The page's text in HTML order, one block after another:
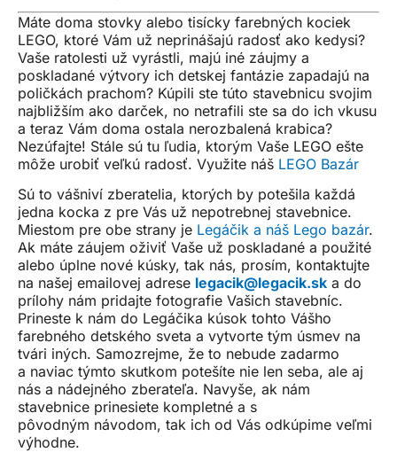
Máte doma stovky alebo tisícky farebných kociek
LEGO, ktoré Vám už neprinášajú radosť ako kedysi?
Vaše ratolesti už vyrástli, majú iné záujmy a
poskladané výtvory ich detskej fantázie zapadajú na
poličkách prachom? Kúpili ste túto stavebnicu svojim
najbližším ako darček, no netrafili ste sa do ich vkusu
a teraz Vám doma ostala nerozbalená krabica?
Nezúfajte! Stále sú tu ľudia, ktorým Vaše LEGO ešte
môže urobiť veľkú radosť. Využite náš LEGO Bazár
Sú to vášniví zberatelia, ktorých by potešila každá
jedna kocka z pre Vás už nepotrebnej stavebnice.
Miestom pre obe strany je Legáčik a náš Lego bazár.
Ak máte záujem oživiť Vaše už poskladané a použité
alebo úplne nové kúsky, tak nás, prosím, kontaktujte
na našej emailovej adrese legacik@legacik.sk a do
prílohy nám pridajte fotografie Vašich stavebníc.
Prineste k nám do Legáčika kúsok tohto Vášho
farebného detského sveta a vytvorte tým úsmev na
tvári iných. Samozrejme, že to nebude zadarmo
a naviac týmto skutkom potešíte nie len seba, ale aj
nás a nádejného zberateľa. Navyše, ak nám
stavebnice prinesiete kompletné a s
pôvodným návodom, tak ich od Vás odkúpime veľmi
výhodne.